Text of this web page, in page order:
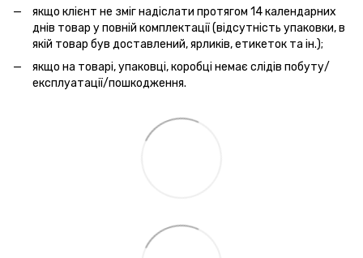
якщо клієнт не зміг надіслати протягом 14 календарних
днів товар у повній комплектації (відсутність упаковки, в
якій товар був доставлений, ярликів, етикеток та ін.);
якщо на товарі, упаковці, коробці немає слідів побуту/
експлуатації/пошкодження.